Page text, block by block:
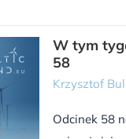
W tym
58
Krzysztof
Odcinek 58